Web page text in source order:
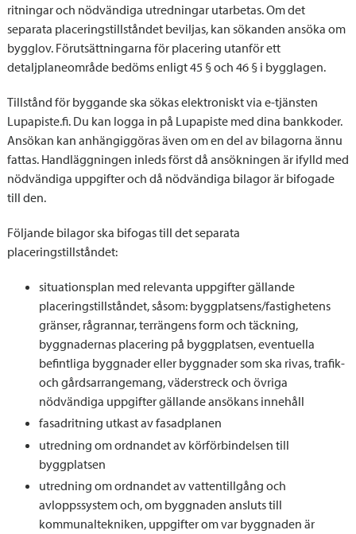
ritningar och nödvändiga utredningar utarbetas. Om det
separata placeringstillståndet beviljas, kan sökanden ansöka om
bygglov. Förutsättningarna för placering utanför ett
detaljplaneområde bedöms enligt 45 § och 46 § i bygglagen.
Tillstånd för byggande ska sökas elektroniskt via e-tjänsten
Lupapiste.fi. Du kan logga in på Lupapiste med dina bankkoder.
Ansökan kan anhängiggöras även om en del av bilagorna ännu
fattas. Handläggningen inleds först då ansökningen är ifylld med
nödvändiga uppgifter och då nödvändiga bilagor är bifogade
till den.
Följande bilagor ska bifogas till det separata
placeringstillståndet:
situationsplan med relevanta uppgifter gällande
placeringstillståndet, såsom: byggplatsens/fastighetens
gränser, rågrannar, terrängens form och täckning,
byggnadernas placering på byggplatsen, eventuella
befintliga byggnader eller byggnader som ska rivas, trafik-
och gårdsarrangemang, väderstreck och övriga
nödvändiga uppgifter gällande ansökans innehåll
fasadritning utkast av fasadplanen
utredning om ordnandet av körförbindelsen till
byggplatsen
utredning om ordnandet av vattentillgång och
avloppssystem och, om byggnaden ansluts till
kommunaltekniken, uppgifter om var byggnaden är